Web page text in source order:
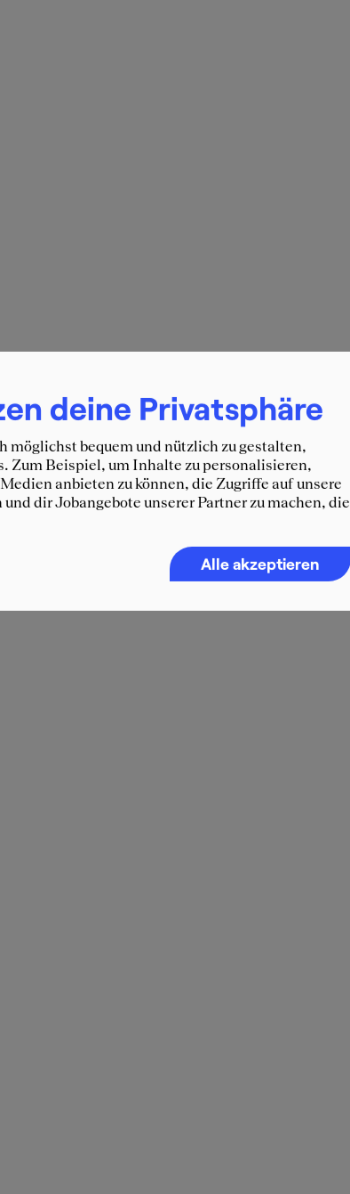
deine Privatsphäre
möglichst bequem und nützlich zu gestalten,
Zum Beispiel, um Inhalte zu personalisieren,
anbieten zu können, die Zugriffe auf unsere
dir Jobangebote unserer Partner zu machen, die
Alle akzeptieren